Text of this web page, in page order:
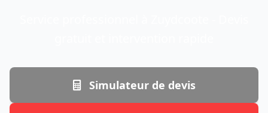
Simulateur de devis